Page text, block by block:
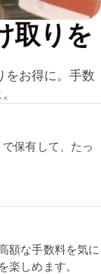
取りを
をお得に。手数
保有して、たっ
額な手数料を気に
楽しめます。